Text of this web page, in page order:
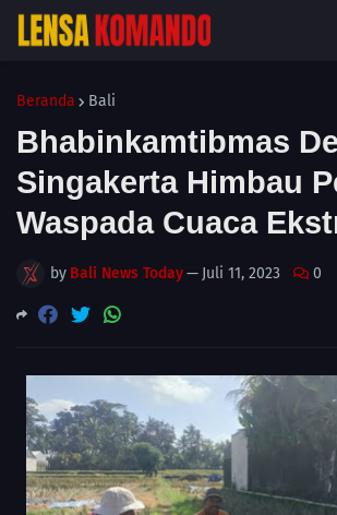
Beranda Bali
Bhabinkamtibmas
Singakerta Himbau
Waspada Cuaca
by Bali News Today— Juli 11, 2023 0